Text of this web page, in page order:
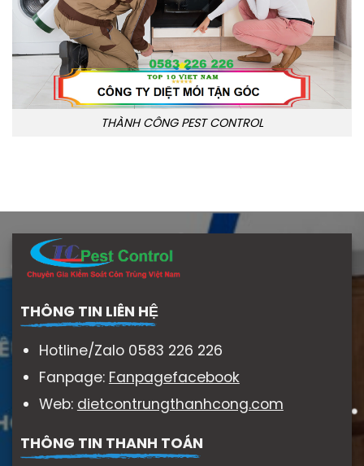
THÀNH CÔNG PEST CONTROL
THÔNG TIN LIÊN HỆ
Hotline/Zalo 0583 226 226
Fanpage: Fanpagefacebook
Web: dietcontrungthanhcong.com
THÔNG TIN THANH TOÁN